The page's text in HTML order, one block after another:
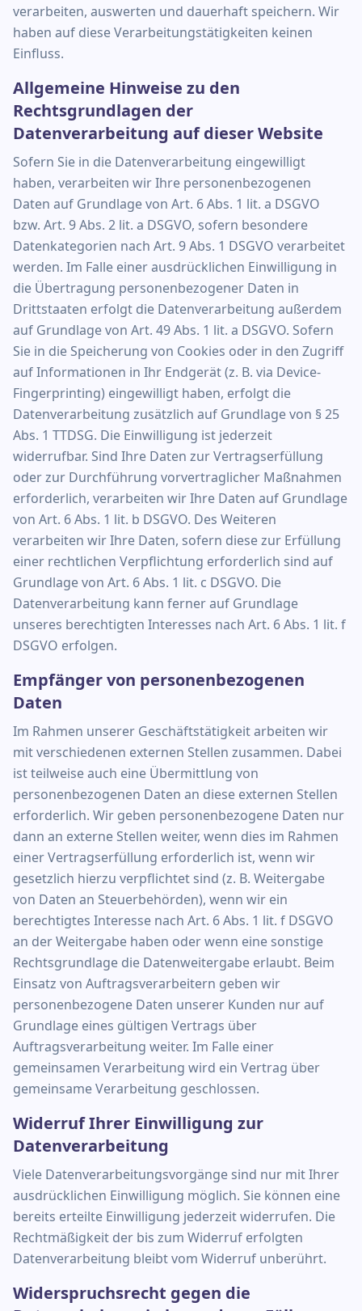
verarbeiten, auswerten und dauerhaft speichern. Wir
haben auf diese Verarbeitungstätigkeiten keinen
Einfluss.
Allgemeine Hinweise zu den
Rechtsgrundlagen der
Datenverarbeitung auf dieser Website
Sofern Sie in die Datenverarbeitung eingewilligt
haben, verarbeiten wir Ihre personenbezogenen
Daten auf Grundlage von Art. 6 Abs. 1 lit. a DSGVO
bzw. Art. 9 Abs. 2 lit. a DSGVO, sofern besondere
Datenkategorien nach Art. 9 Abs. 1 DSGVO verarbeitet
werden. Im Falle einer ausdrücklichen Einwilligung in
die Übertragung personenbezogener Daten in
Drittstaaten erfolgt die Datenverarbeitung außerdem
auf Grundlage von Art. 49 Abs. 1 lit. a DSGVO. Sofern
Sie in die Speicherung von Cookies oder in den Zugriff
auf Informationen in Ihr Endgerät (z. B. via Device-
Fingerprinting) eingewilligt haben, erfolgt die
Datenverarbeitung zusätzlich auf Grundlage von § 25
Abs. 1 TTDSG. Die Einwilligung ist jederzeit
widerrufbar. Sind Ihre Daten zur Vertragserfüllung
oder zur Durchführung vorvertraglicher Maßnahmen
erforderlich, verarbeiten wir Ihre Daten auf Grundlage
von Art. 6 Abs. 1 lit. b DSGVO. Des Weiteren
verarbeiten wir Ihre Daten, sofern diese zur Erfüllung
einer rechtlichen Verpflichtung erforderlich sind auf
Grundlage von Art. 6 Abs. 1 lit. c DSGVO. Die
Datenverarbeitung kann ferner auf Grundlage
unseres berechtigten Interesses nach Art. 6 Abs. 1 lit. f
DSGVO erfolgen.
Empfänger von personenbezogenen
Daten
Im Rahmen unserer Geschäftstätigkeit arbeiten wir
mit verschiedenen externen Stellen zusammen. Dabei
ist teilweise auch eine Übermittlung von
personenbezogenen Daten an diese externen Stellen
erforderlich. Wir geben personenbezogene Daten nur
dann an externe Stellen weiter, wenn dies im Rahmen
einer Vertragserfüllung erforderlich ist, wenn wir
gesetzlich hierzu verpflichtet sind (z. B. Weitergabe
von Daten an Steuerbehörden), wenn wir ein
berechtigtes Interesse nach Art. 6 Abs. 1 lit. f DSGVO
an der Weitergabe haben oder wenn eine sonstige
Rechtsgrundlage die Datenweitergabe erlaubt. Beim
Einsatz von Auftragsverarbeitern geben wir
personenbezogene Daten unserer Kunden nur auf
Grundlage eines gültigen Vertrags über
Auftragsverarbeitung weiter. Im Falle einer
gemeinsamen Verarbeitung wird ein Vertrag über
gemeinsame Verarbeitung geschlossen.
Widerruf Ihrer Einwilligung zur
Datenverarbeitung
Viele Datenverarbeitungsvorgänge sind nur mit Ihrer
ausdrücklichen Einwilligung möglich. Sie können eine
bereits erteilte Einwilligung jederzeit widerrufen. Die
Rechtmäßigkeit der bis zum Widerruf erfolgten
Datenverarbeitung bleibt vom Widerruf unberührt.
Widerspruchsrecht gegen die